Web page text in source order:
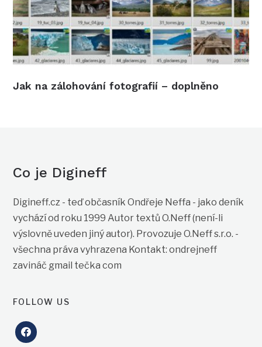
Jak na zálohování fotografií – doplněno
Co je Digineff
Digineff.cz - teď občasník Ondřeje Neffa - jako deník
vychází od roku 1999 Autor textů O.Neff (není-li
výslovně uveden jiný autor). Provozuje O.Neff s.r.o. -
všechna práva vyhrazena Kontakt: ondrejneff
zavináč gmail tečka com
FOLLOW US
facebook